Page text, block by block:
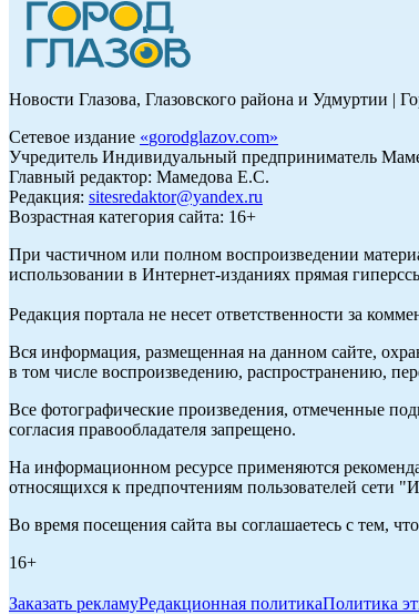
Новости Глазова, Глазовского района и Удмуртии |
Сетевое издание «gorodglazov.com»
Учредитель Индивидуальный предприниматель
Главный редактор: Мамедова Е.С.
Редакция: sitesredaktor@yandex.ru
Возрастная категория сайта: 16+
При частичном или полном воспроизведении
использовании в Интернет-изданиях прямая
Редакция портала не несет ответственности за
Вся информация, размещенная на данном сайте,
в том числе воспроизведению, распространению,
Все фотографические произведения, отмеченные
согласия правообладателя запрещено.
На информационном ресурсе применяются
относящихся к предпочтениям пользователей сети
Во время посещения сайта вы соглашаетесь с тем,
16+
Заказать рекламуРедакционная политикаПолитика